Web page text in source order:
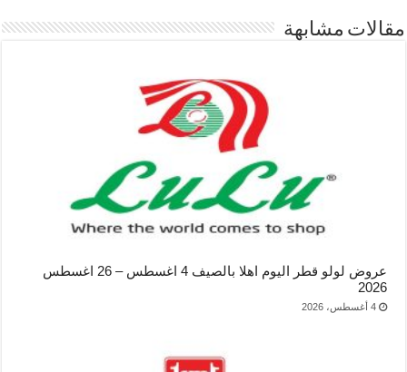
مقالات مشابهة
عروض لولو قطر اليوم اهلا بالصيف 4 اغسطس – 26 اغسطس
2026
4 أغسطس، 2026